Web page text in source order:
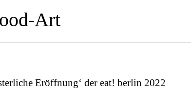
Art
Eröffnung‘ der eat! berlin 2022